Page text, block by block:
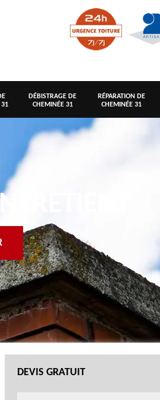
31
DÉBISTRAGE DE
CHEMINÉE 31
RÉPARATION DE
CHEMINÉE 31
DEVIS GRATUIT